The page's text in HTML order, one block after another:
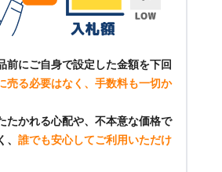
前にご自身で設定した金額を下回
売る必要はなく、手数料も一切か
たかれる心配や、不本意な価格で
誰でも安心してご利用いただけ